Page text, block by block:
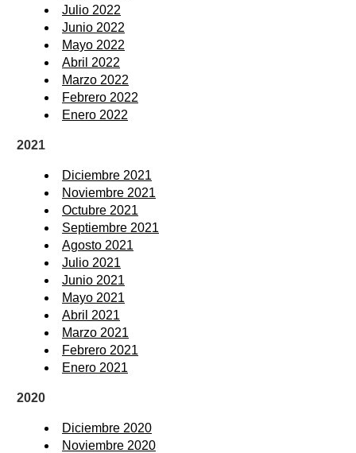
Julio 2022
Junio 2022
Mayo 2022
Abril 2022
Marzo 2022
Febrero 2022
Enero 2022
2021
Diciembre 2021
Noviembre 2021
Octubre 2021
Septiembre 2021
Agosto 2021
Julio 2021
Junio 2021
Mayo 2021
Abril 2021
Marzo 2021
Febrero 2021
Enero 2021
2020
Diciembre 2020
Noviembre 2020